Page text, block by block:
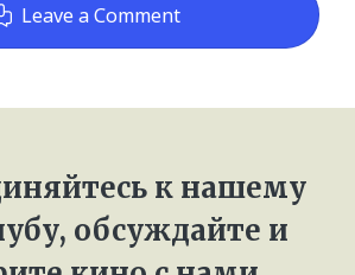
Leave a Comment
к нашему
обсуждайте и